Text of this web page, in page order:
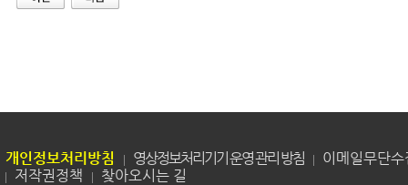
개인정보처리방침 영상정보처리기기 운영 관리 방침
이메일무단
저작권정책
찾아오시는 길